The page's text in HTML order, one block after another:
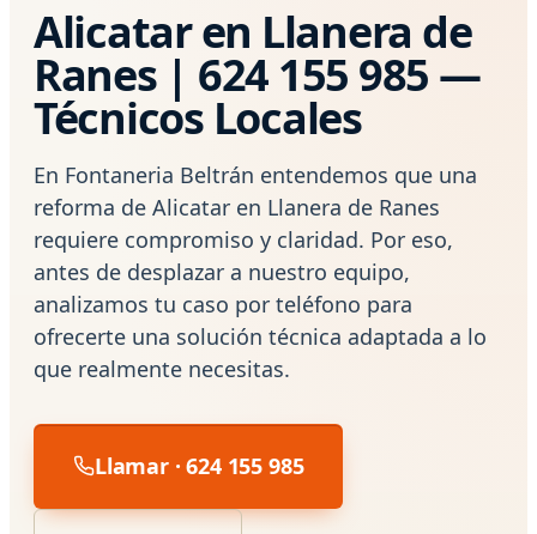
Alicatar en Llanera de
Ranes | 624 155 985 —
Técnicos Locales
En Fontaneria Beltrán entendemos que una
reforma de Alicatar en Llanera de Ranes
requiere compromiso y claridad. Por eso,
antes de desplazar a nuestro equipo,
analizamos tu caso por teléfono para
ofrecerte una solución técnica adaptada a lo
que realmente necesitas.
Llamar · 624 155 985